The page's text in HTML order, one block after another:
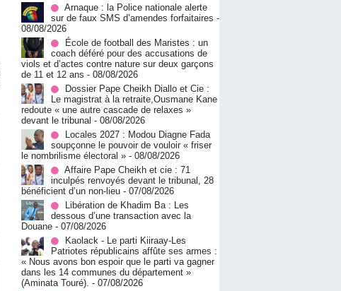
Arnaque : la Police nationale alerte
sur de faux SMS d’amendes forfaitaires -
08/08/2026
École de football des Maristes : un
coach déféré pour des accusations de
viols et d’actes contre nature sur deux garçons
de 11 et 12 ans - 08/08/2026
Dossier Pape Cheikh Diallo et Cie :
Le magistrat à la retraite,Ousmane Kane
redoute « une autre cascade de relaxes »
devant le tribunal - 08/08/2026
Locales 2027 : Modou Diagne Fada
soupçonne le pouvoir de vouloir « friser
le nombrilisme électoral » - 08/08/2026
Affaire Pape Cheikh et cie : 71
inculpés renvoyés devant le tribunal, 28
bénéficient d’un non-lieu - 07/08/2026
Libération de Khadim Ba : Les
dessous d’une transaction avec la
Douane - 07/08/2026
Kaolack - Le parti Kiiraay-Les
Patriotes républicains affûte ses armes :
« Nous avons bon espoir que le parti va gagner
dans les 14 communes du département »
(Aminata Touré). - 07/08/2026